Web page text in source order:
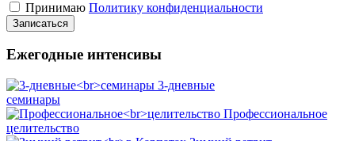
Принимаю Политику конфиденциальности
Ежегодные интенсивы
3-дневные
семинары
Профессиональное
целительство